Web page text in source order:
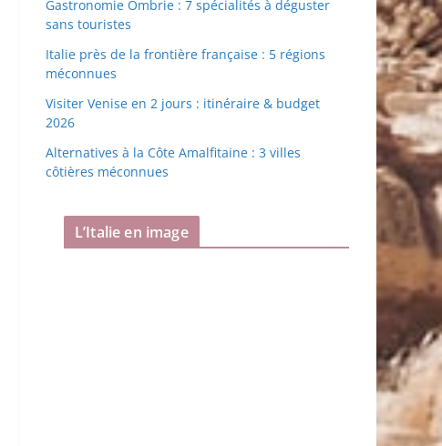
Gastronomie Ombrie : 7 spécialités à déguster
sans touristes
Italie près de la frontière française : 5 régions
méconnues
Visiter Venise en 2 jours : itinéraire & budget
2026
Alternatives à la Côte Amalfitaine : 3 villes
côtières méconnues
L’Italie en image